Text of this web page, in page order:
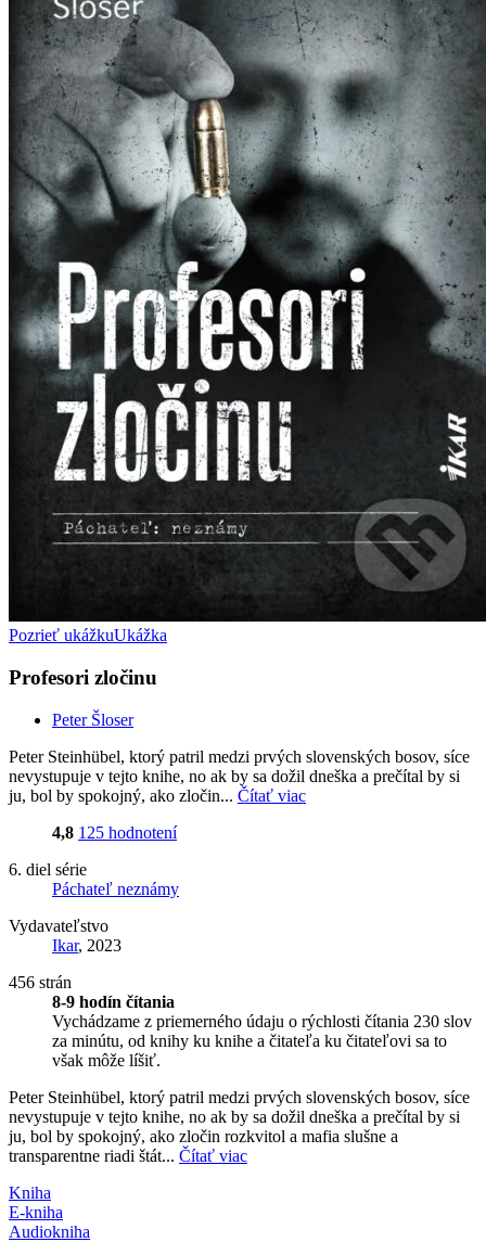
Pozrieť ukážkuUkážka
Profesori zločinu
Peter Šloser
Peter Steinhübel, ktorý patril medzi prvých slovenských bosov, síce
nevystupuje v tejto knihe, no ak by sa dožil dneška a prečítal by si
ju, bol by spokojný, ako zločin... Čítať viac
4,8 125 hodnotení
6. diel série
Páchateľ neznámy
Vydavateľstvo
Ikar, 2023
456 strán
8-9 hodín čítania
Vychádzame z priemerného údaju o rýchlosti čítania 230 slov
za minútu, od knihy ku knihe a čitateľa ku čitateľovi sa to
však môže líšiť.
Peter Steinhübel, ktorý patril medzi prvých slovenských bosov, síce
nevystupuje v tejto knihe, no ak by sa dožil dneška a prečítal by si
ju, bol by spokojný, ako zločin rozkvitol a mafia slušne a
transparentne riadi štát... Čítať viac
Kniha
E-kniha
Audiokniha